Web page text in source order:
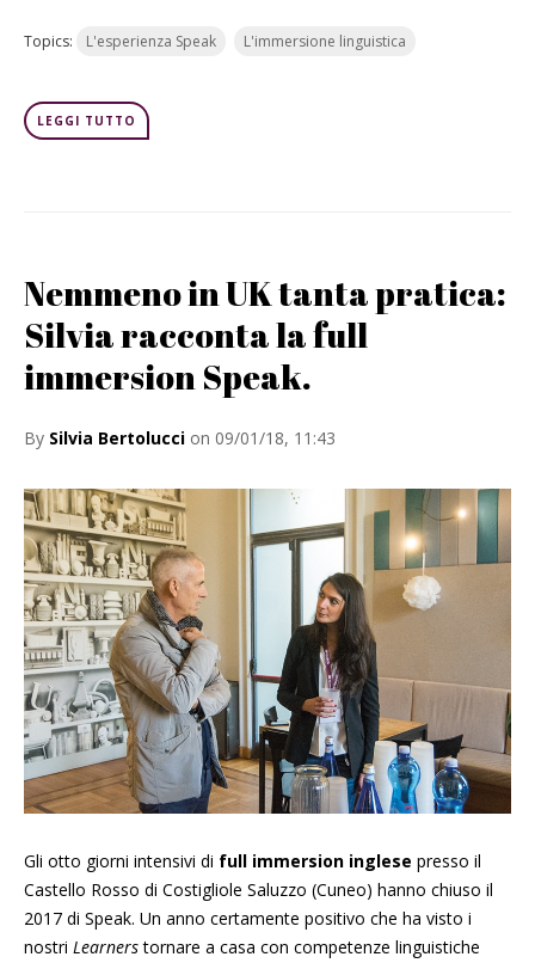
Topics: L'esperienza Speak L'immersione linguistica
LEGGI TUTTO
Nemmeno in UK tanta pratica:
Silvia racconta la full
immersion Speak.
By Silvia Bertolucci on 09/01/18, 11:43
Gli otto giorni intensivi di full immersion inglese presso il
Castello Rosso di Costigliole Saluzzo (Cuneo) hanno chiuso il
2017 di Speak. Un anno certamente positivo che ha visto i
nostri Learnerstornare a casa con competenze linguistiche